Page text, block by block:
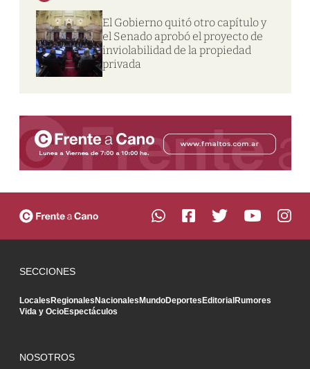
El Gobierno quitó otro capítulo y
el Senado aprobó el proyecto de
inviolabilidad de la propiedad
privada
SECCIONES
LocalesRegionalesNacionalesMundoDeportesEditorialRumores
Vida y OcioEspectáculos
NOSOTROS